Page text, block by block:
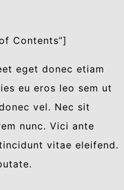
Contents”]
eget donec etiam
eu eros leo sem ut
vel. Nec sit
nunc. Vici ante
vitae eleifend.